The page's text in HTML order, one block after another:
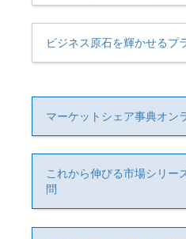
ビジネス原石を輝かせるプ
マーケットシェア事典オ
これから伸びる市場シリ
問